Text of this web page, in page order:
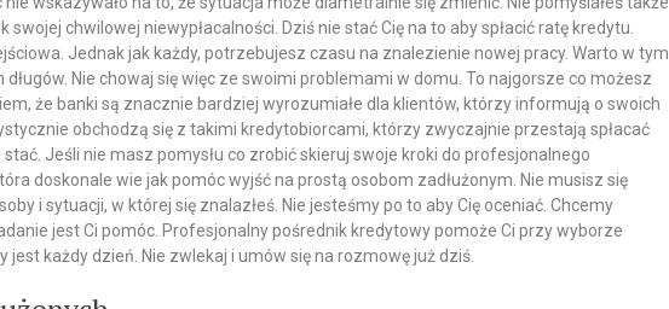
chwilowej niewypłacalności. Dziś nie stać Cię na to aby spłacić ratę kredytu.
Jednak jak każdy, potrzebujesz czasu na znalezienie nowej pracy. Warto w tym
Nie chowaj się więc ze swoimi problemami w domu. To najgorsze co możesz
że banki są znacznie bardziej wyrozumiałe dla klientów, którzy informują o swoich
obchodzą się z takimi kredytobiorcami, którzy zwyczajnie przestają spłacać
Jeśli nie masz pomysłu co zrobić skieruj swoje kroki do profesjonalnego
doskonale wie jak pomóc wyjść na prostą osobom zadłużonym. Nie musisz się
i sytuacji, w której się znalazłeś. Nie jesteśmy po to aby Cię oceniać. Chcemy
jest Ci pomóc. Profesjonalny pośrednik kredytowy pomoże Ci przy wyborze
jest każdy dzień. Nie zwlekaj i umów się na rozmowę już dziś.